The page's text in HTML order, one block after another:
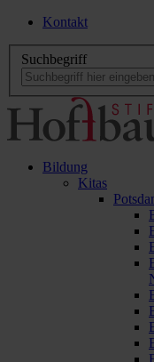
Kontakt
Suchbegriff
Bildung
Kitas